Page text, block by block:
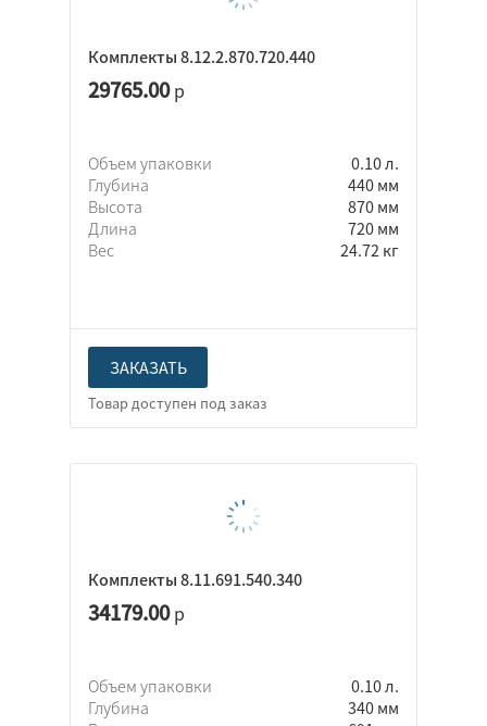
Комплекты 8.12.2.870.720.440
29765.00р
Объем упаковки
0.10 л.
Глубина
440 мм
Высота
870 мм
Длина
720 мм
Вес
24.72 кг
ЗАКАЗАТЬ
Комплекты 8.11.691.540.340
34179.00р
Объем упаковки
0.10 л.
Глубина
340 мм